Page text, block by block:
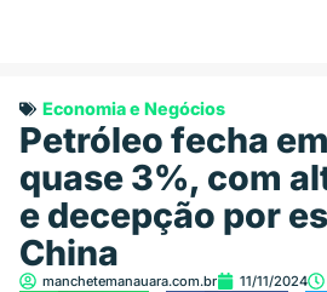
Economia e Negócios
Petróleo fecha
quase 3%, com
e decepção por
China
manchetemanauara.com.br 11/11/2024